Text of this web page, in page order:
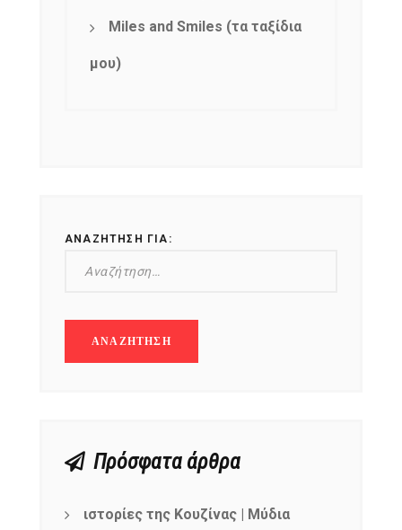
Miles and Smiles (τα ταξίδια
μου)
ΑΝΑΖΉΤΗΣΗ ΓΙΑ:
Πρόσφατα άρθρα
ιστορίες της Κουζίνας | Μύδια